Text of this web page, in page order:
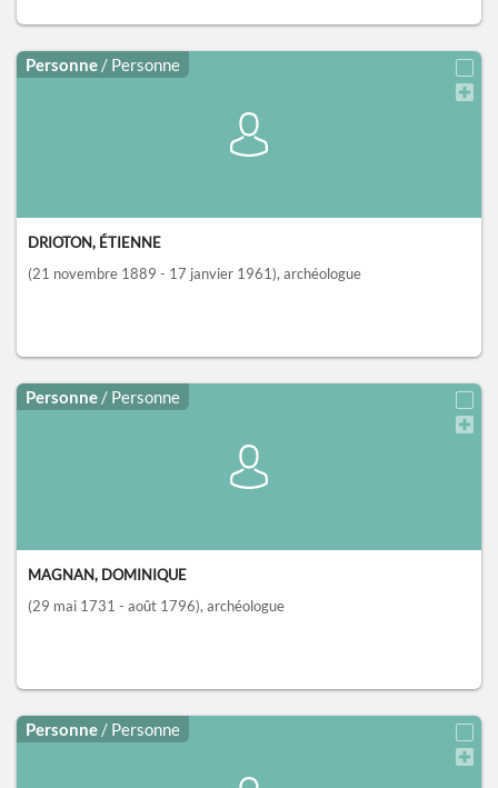
Personne / Personne
DRIOTON, ÉTIENNE
(21 novembre 1889 - 17 janvier 1961), archéologue
Personne / Personne
MAGNAN, DOMINIQUE
(29 mai 1731 - août 1796), archéologue
Personne / Personne